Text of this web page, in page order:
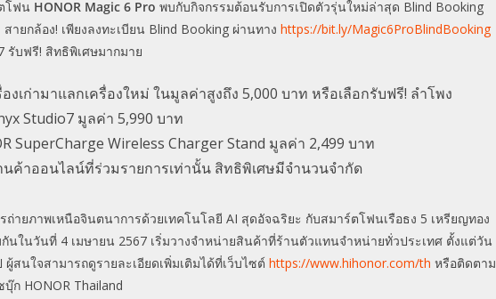
โฟน HONOR Magic 6 Pro พบกับกิจกรรมต้อนรับการเปิดตัวรุ่นใหม่ล่าสุด Blind Booking
ยกล้อง! เพียงลงทะเบียน Blind Booking ผ่านทาง https://bit.ly/Magic6ProBlindBooking
รับฟรี! สิทธิพิเศษมากมาย
งเก่ามาแลกเครื่องใหม่ ในมูลค่าสูงถึง 5,000 บาท หรือเลือกรับฟรี! ลำโพง
Studio7 มูลค่า 5,990 บาท
SuperCharge Wireless Charger Stand มูลค่า 2,499 บาท
ค้าออนไลน์ที่ร่วมรายการเท่านั้น สิทธิพิเศษมีจำนวนจำกัด
ายภาพเหนือจินตนาการด้วยเทคโนโลยี AI สุดอัจฉริยะ กับสมาร์ตโฟนเรือธง 5 เหรียญทอง
กันในวันที่ 4 เมษายน 2567 เริ่มวางจำหน่ายสินค้าที่ร้านตัวแทนจำหน่ายทั่วประเทศ ตั้งแต่วัน
สนใจสามารถดูรายละเอียดเพิ่มเติมได้ที่เว็บไซต์ https://www.hihonor.com/th หรือติดตาม
ก HONOR Thailand